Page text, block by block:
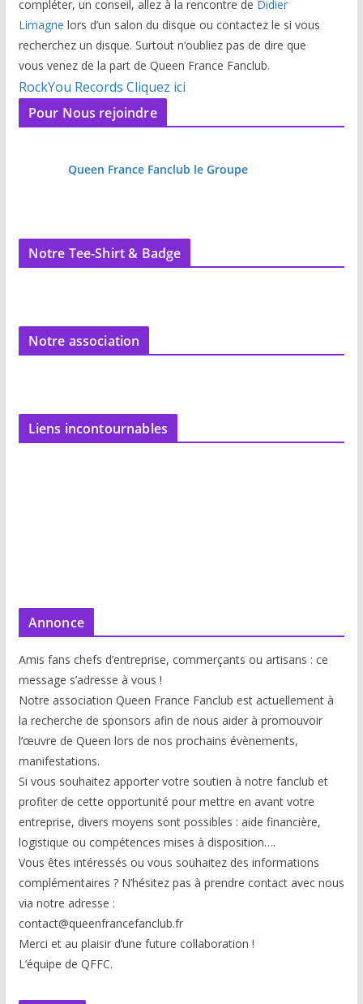
compléter, un conseil, allez à la rencontre de Didier
Limagne lors d’un salon du disque ou contactez le si vous
recherchez un disque. Surtout n’oubliez pas de dire que
vous venez de la part de Queen France Fanclub.
RockYou Records Cliquez ici
Pour Nous rejoindre
Queen France Fanclub le Groupe
Notre Tee-Shirt & Badge
Notre association
Liens incontournables
Annonce
Amis fans chefs d’entreprise, commerçants ou artisans : ce
message s’adresse à vous !
Notre association Queen France Fanclub est actuellement à
la recherche de sponsors afin de nous aider à promouvoir
l’œuvre de Queen lors de nos prochains évènements,
manifestations.
Si vous souhaitez apporter votre soutien à notre fanclub et
profiter de cette opportunité pour mettre en avant votre
entreprise, divers moyens sont possibles : aide financière,
logistique ou compétences mises à disposition….
Vous êtes intéressés ou vous souhaitez des informations
complémentaires ? N’hésitez pas à prendre contact avec nous
via notre adresse :
contact@queenfrancefanclub.fr
Merci et au plaisir d’une future collaboration !
L’équipe de QFFC.